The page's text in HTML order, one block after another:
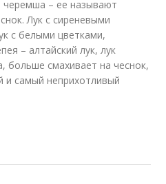
– ее называют
Лук с сиреневыми
с белыми цветками,
– алтайский лук, лук
больше смахивает на чеснок,
и самый неприхотливый